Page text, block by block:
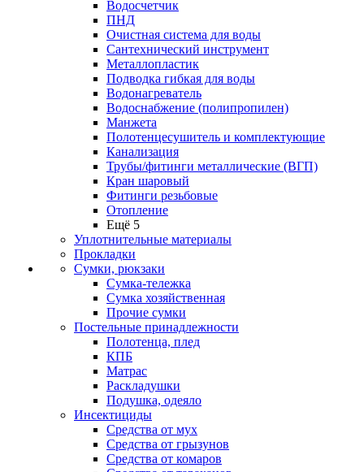
Водосчетчик
ПНД
Очистная система для воды
Сантехнический инструмент
Металлопластик
Подводка гибкая для воды
Водонагреватель
Водоснабжение (полипропилен)
Манжета
Полотенцесушитель и комплектующие
Канализация
Трубы/фитинги металлические (ВГП)
Кран шаровый
Фитинги резьбовые
Отопление
Ещё 5
Уплотнительные материалы
Прокладки
Сумки, рюкзаки
Сумка-тележка
Сумка хозяйственная
Прочие сумки
Постельные принадлежности
Полотенца, плед
КПБ
Матрас
Раскладушки
Подушка, одеяло
Инсектициды
Средства от мух
Средства от грызунов
Средства от комаров